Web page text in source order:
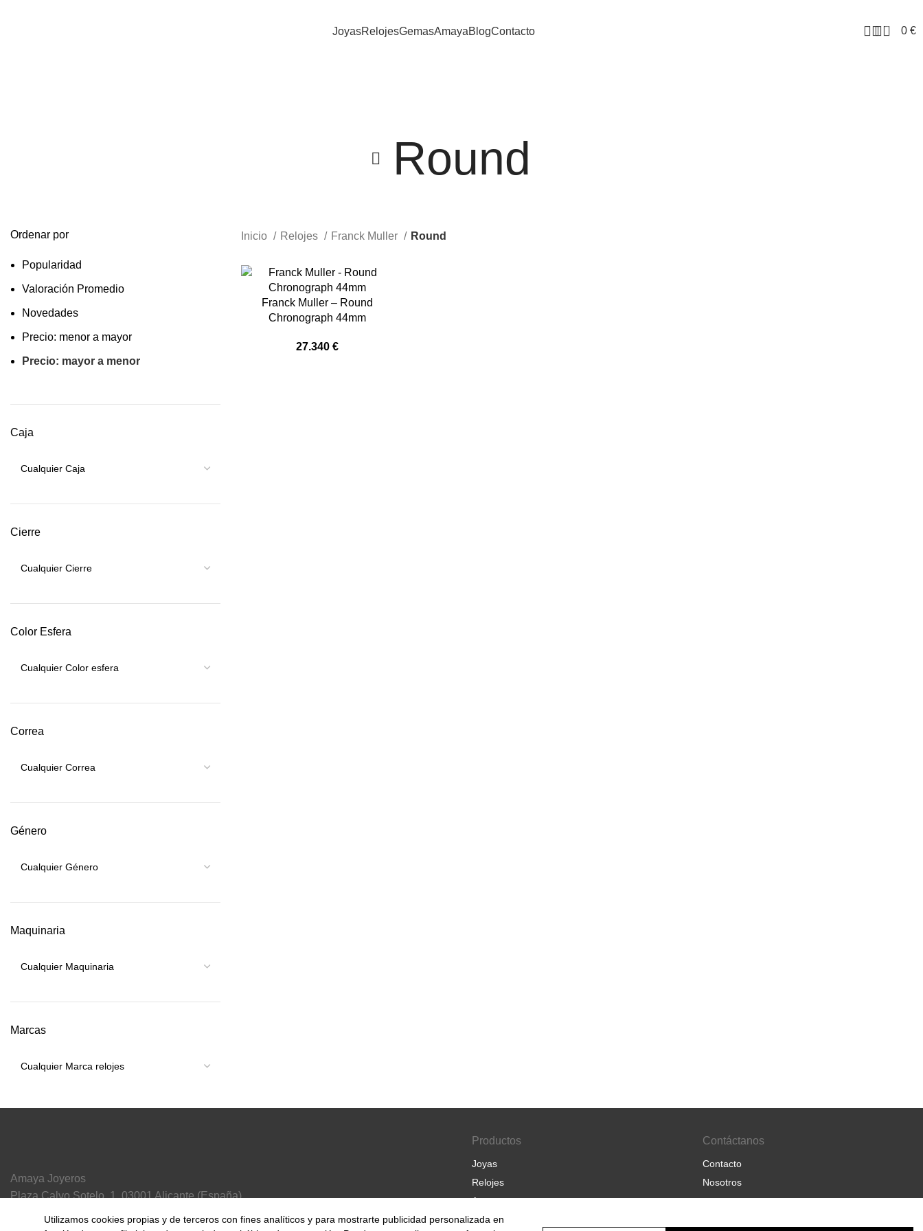
JoyasRelojesGemasAmayaBlogContacto 0 0 €
Round
Ordenar por
Popularidad
Valoración Promedio
Novedades
Precio: menor a mayor
Precio: mayor a menor
Caja
Cierre
Color Esfera
Correa
Género
Maquinaria
Marcas
Inicio Relojes Franck Muller Round
Franck Muller – Round
Chronograph 44mm
27.340 €
Amaya Joyeros
Plaza Calvo Sotelo, 1, 03001 Alicante (España)
Productos
Joyas
Relojes
Amaya
Contáctanos
Contacto
Nosotros
Utilizamos cookies propias y de terceros con fines analíticos y para mostrarte publicidad personalizada en